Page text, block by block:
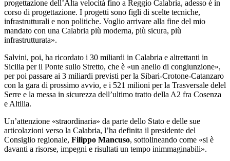
progettazione dell’Alta velocità fino a Reggio Calabria, adesso è in
corso di progettazione. I progetti sono figli di scelte tecniche,
infrastrutturali e non politiche. Voglio arrivare alla fine del mio
mandato con una Calabria più moderna, più sicura, più
infrastrutturata».
Salvini, poi, ha ricordato i 30 miliardi in Calabria e altrettanti in
Sicilia per il Ponte sullo Stretto, che è «un anello di congiunzione»,
per poi passare ai 3 miliardi previsti per la Sibari-Crotone-Catanzaro
con la gara di prossimo avvio, e i 521 milioni per la Trasversale delel
Serre e la messa in sicurezza dell’ultimo tratto della A2 fra Cosenza
e Altilia.
Un’attenzione «straordinaria» da parte dello Stato e delle sue
articolazioni verso la Calabria, l’ha definita il presidente del
Consiglio regionale, Filippo Mancuso, sottolineando come «si è
davanti a risorse, impegni e risultati un tempo inimmaginabili».